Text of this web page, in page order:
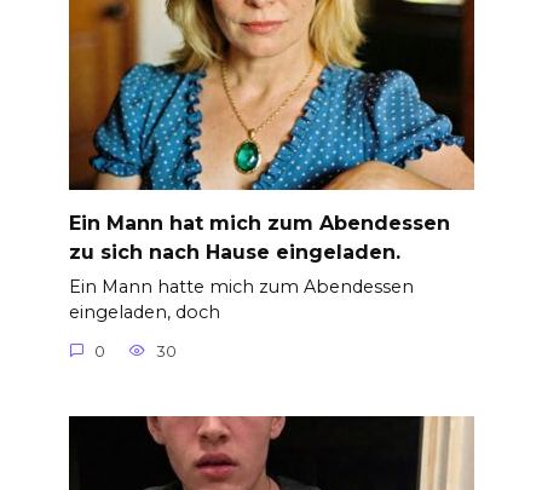
Ein Mann hat mich zum Abendessen
zu sich nach Hause eingeladen.
Ein Mann hatte mich zum Abendessen
eingeladen, doch
0 30